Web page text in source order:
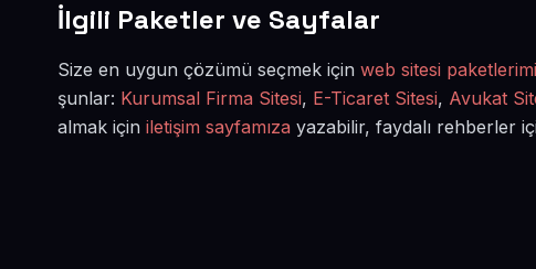
İlgili Paketler ve Sayfalar
Size en uygun çözümü seçmek için web sitesi
şunlar: Kurumsal Firma Sitesi, E-Ticaret Sitesi, Avukat
almak için iletişim sayfamıza yazabilir, faydalı rehberler